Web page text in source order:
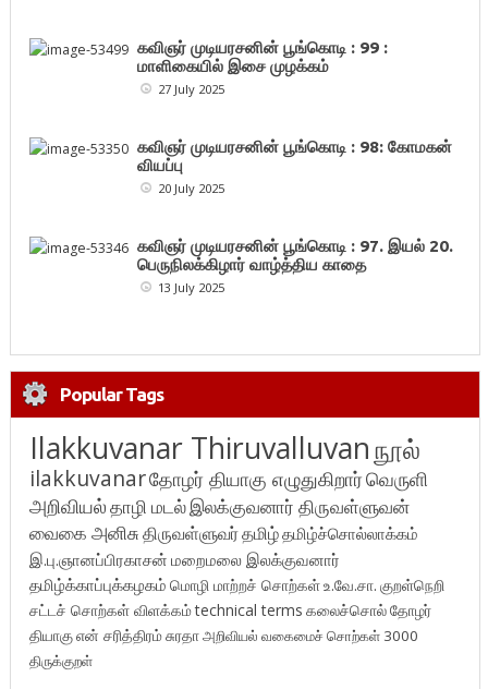
கவிஞர் முடியரசனின் பூங்கொடி : 99 :
மாளிகையில் இசை முழக்கம்
27 July 2025
கவிஞர் முடியரசனின் பூங்கொடி : 98: கோமகன்
வியப்பு
20 July 2025
கவிஞர் முடியரசனின் பூங்கொடி : 97. இயல் 20.
பெருநிலக்கிழார் வாழ்த்திய காதை
13 July 2025
Popular Tags
Ilakkuvanar Thiruvalluvanநூல்
ilakkuvanarதோழர் தியாகு எழுதுகிறார்வெருளி
அறிவியல்தாழி மடல்இலக்குவனார் திருவள்ளுவன்
வைகை அனிசுதிருவள்ளுவர்தமிழ்தமிழ்ச்சொல்லாக்கம்
இ.பு.ஞானப்பிரகாசன் மறைமலை இலக்குவனார்
தமிழ்க்காப்புக்கழகம் மொழி மாற்றச் சொற்கள்உ.வே.சா. குறள்நெறி
சட்டச் சொற்கள் விளக்கம்technical terms கலைச்சொல்தோழர்
தியாகுஎன் சரித்திரம்சுரதாஅறிவியல் வகைமைச் சொற்கள் 3000
திருக்குறள்